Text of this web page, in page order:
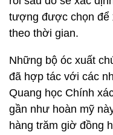
tượng được chọn để
theo thời gian.
Những bộ óc xuất
đã hợp tác với các
Quang học Chính
gần như hoàn mỹ
hàng trăm giờ đồng